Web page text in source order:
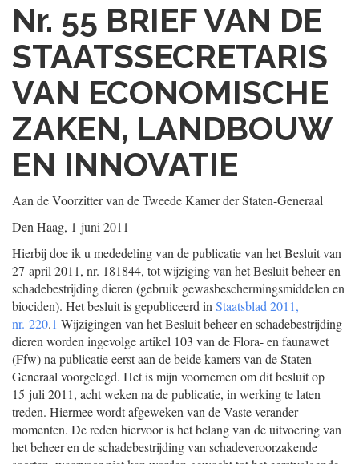
Nr. 55 BRIEF VAN DE
STAATSSECRETARIS
VAN ECONOMISCHE
ZAKEN, LANDBOUW
EN INNOVATIE
Aan de Voorzitter van de Tweede Kamer der Staten-Generaal
Den Haag, 1 juni 2011
Hierbij doe ik u mededeling van de publicatie van het Besluit van
27 april 2011, nr. 181844, tot wijziging van het Besluit beheer en
schadebestrijding dieren (gebruik gewasbeschermingsmiddelen en
biociden). Het besluit is gepubliceerd in Staatsblad 2011,
nr. 220.1 Wijzigingen van het Besluit beheer en schadebestrijding
dieren worden ingevolge artikel 103 van de Flora- en faunawet
(Ffw) na publicatie eerst aan de beide kamers van de Staten-
Generaal voorgelegd. Het is mijn voornemen om dit besluit op
15 juli 2011, acht weken na de publicatie, in werking te laten
treden. Hiermee wordt afgeweken van de Vaste verander
momenten. De reden hiervoor is het belang van de uitvoering van
het beheer en de schadebestrijding van schadeveroorzakende